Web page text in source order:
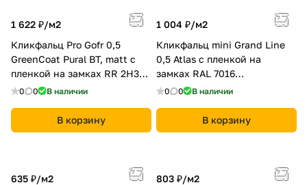
1 622 ₽/м2
Кликфальц Pro Gofr 0,5
GreenCoat Pural BT, matt с
пленкой на замках RR 2Н3
(RAL 7016 антрацитово-
0 0 В наличии
В корзину
1 004 ₽/м2
Кликфальц mini Grand Line
0,5 Atlas с пленкой на
замках RAL 7016
антрацитово-серый
0 0 В наличии
В корзину
635 ₽/м2
803 ₽/м2